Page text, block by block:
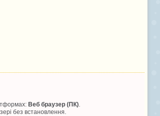
Веб браузер (ПК).
без встановлення.